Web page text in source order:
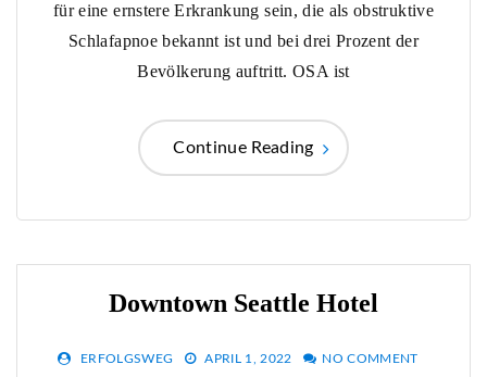
für eine ernstere Erkrankung sein, die als obstruktive
Schlafapnoe bekannt ist und bei drei Prozent der
Bevölkerung auftritt. OSA ist
Continue Reading
Downtown Seattle Hotel
ERFOLGSWEG APRIL 1, 2022 NO COMMENT